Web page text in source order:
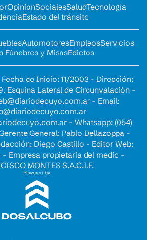
OpinionSocialesSaludTecnología
Estado del tránsito
AutomotoresEmpleosServicios
Fúnebres y MisasEdictos
de Inicio: 11/2003 - Dirección:
Esquina Lateral de Circunvalación -
- Email:
- Whatsapp: (054)
General: Pablo Dellazoppa -
Diego Castillo - Editor Web:
- Empresa propietaria del medio -
MONTES S.A.C.I.F.